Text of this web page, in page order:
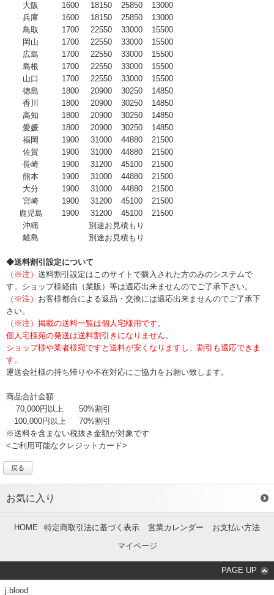
大阪
1600 18150 25850
13000
兵庫
1600 18150 25850
13000
鳥取
1700 22550 33000
15500
岡山
1700 22550 33000
15500
広島
1700 22550 33000
15500
島根
1700 22550 33000
15500
山口
1700 22550 33000
15500
徳島
1800 20900 30250
14850
香川
1800 20900 30250
14850
高知
1800 20900 30250
14850
愛媛
1800 20900 30250
14850
福岡
1900 31000 44880
21500
佐賀
1900 31000 44880
21500
長崎
1900 31200 45100
21500
熊本
1900 31000 44880
21500
大分
1900 31000 44880
21500
宮崎
1900 31200 45100
21500
鹿児島
1900 31200 45100
21500
沖縄
別途お見積もり
離島
別途お見積もり
◆送料割引設定について
（※注） 送料割引設定はこのサイトで購入された方のみのシステムで
す。ショップ様経由（業販）等は適応出来ませんのでご了承下さい。
（※注） お客様都合による返品・交換には適応出来ませんのでご了承下
さい。
（※注）掲載の送料一覧は個人宅様用です。
個人宅様宛の発送は送料割引きになりません。
ショップ様や業者様宛ですと送料が安くなりますし、割引も適応できま
す。
運送会社様の持ち帰りや不在対応にご協力をお願い致します。
商品合計金額
70,000円以上
50%割引
100,000円以上
70%割引
※送料を含まない税抜き金額が対象です
<ご利用可能なクレジットカード>
戻る
お気に入り
HOME 特定商取引法に基づく表示 営業カレンダー
お支払い方法
マイページ
PAGE UP
j.blood